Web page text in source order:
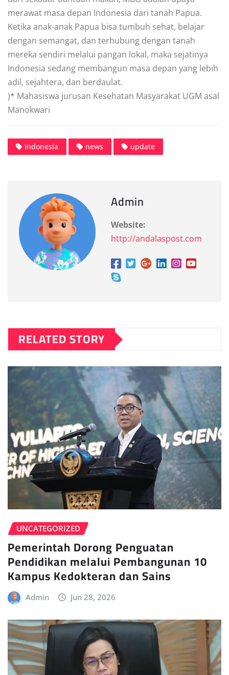
merawat masa depan Indonesia dari tanah Papua.
Ketika anak-anak Papua bisa tumbuh sehat, belajar
dengan semangat, dan terhubung dengan tanah
mereka sendiri melalui pangan lokal, maka sejatinya
Indonesia sedang membangun masa depan yang lebih
adil, sejahtera, dan berdaulat.
)* Mahasiswa jurusan Kesehatan Masyarakat UGM asal
Manokwari
Indonesia news update
Admin
Website:
http://andalaspost.com
RELATED STORY
UNCATEGORIZED
Pemerintah Dorong Penguatan
Pendidikan melalui Pembangunan 10
Kampus Kedokteran dan Sains
Admin Jun 28, 2026